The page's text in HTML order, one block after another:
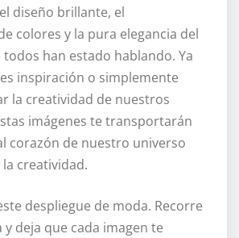
diseño brillante, el
colores y la pura elegancia del
han estado hablando. Ya
inspiración o simplemente
la creatividad de nuestros
imágenes te transportarán
corazón de nuestro universo
creatividad.
despliegue de moda. Recorre
deja que cada imagen te